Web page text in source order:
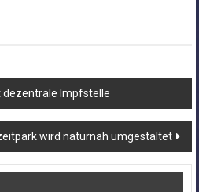
Impfstelle
wird naturnah umgestaltet